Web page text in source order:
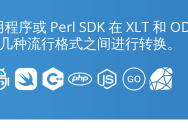
序或 Perl SDK 在 XLT 和
种流行格式之间进行转换。